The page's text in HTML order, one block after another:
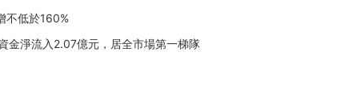
不低於160%
金淨流入2.07億元，居全市場第一梯隊